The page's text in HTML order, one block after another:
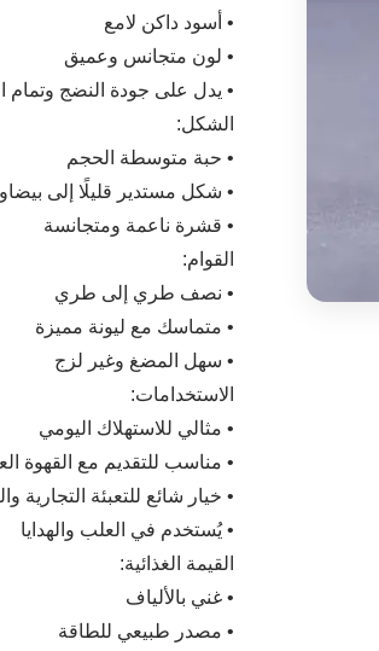
• أسود داكن لامع
• لون متجانس وعميق
• يدل على جودة النضج وتمام
الشكل:
• حبة متوسطة الحجم
• شكل مستدير قليلًا إلى
• قشرة ناعمة ومتجانسة
القوام:
• نصف طري إلى طري
• متماسك مع ليونة مميزة
• سهل المضغ وغير لزج
الاستخدامات:
• مثالي للاستهلاك اليومي
• مناسب للتقديم مع القهوة
• خيار شائع للتعبئة التجارية
• يُستخدم في العلب والهدايا
القيمة الغذائية:
• غني بالألياف
• مصدر طبيعي للطاقة